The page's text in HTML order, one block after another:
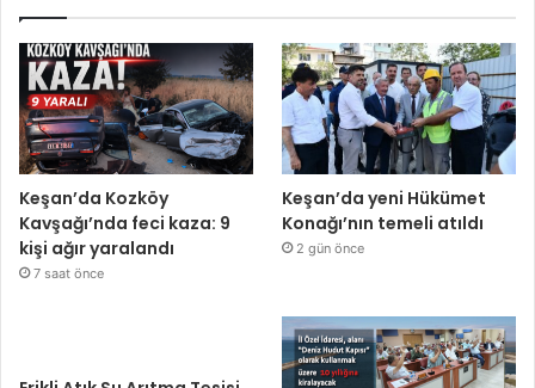
Keşan’da Kozköy
Kavşağı’nda feci kaza: 9
kişi ağır yaralandı
7 saat önce
Keşan’da yeni Hükümet
Konağı’nın temeli atıldı
2 gün önce